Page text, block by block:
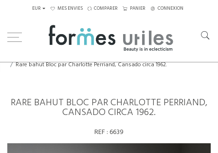
EUR MES ENVIES COMPARER PANIER CONNEXION
Rare bahut Bloc par Charlotte Perriand, Cansado circa 1962.
RARE BAHUT BLOC PAR CHARLOTTE PERRIAND,
CANSADO CIRCA 1962.
REF : 6639